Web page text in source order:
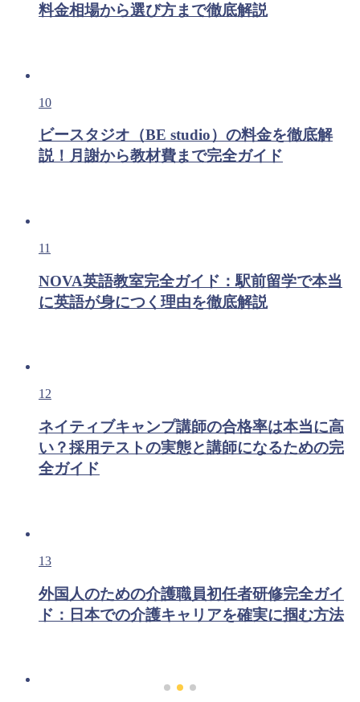
料金相場から選び方まで徹底解説
10
ビースタジオ（BE studio）の料金を徹底解
説！月謝から教材費まで完全ガイド
11
NOVA英語教室完全ガイド：駅前留学で本当
に英語が身につく理由を徹底解説
12
ネイティブキャンプ講師の合格率は本当に高
い？採用テストの実態と講師になるための完
全ガイド
13
外国人のための介護職員初任者研修完全ガイ
ド：日本での介護キャリアを確実に掴む方法